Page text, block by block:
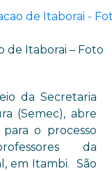
de Itaborai – Foto
da Secretaria
(Semec), abre
o processo
da
em Itambi. São